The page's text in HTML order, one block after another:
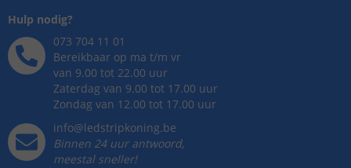
Hulp nodig?
073 704 11 01
Bereikbaar op ma t/m vr
van 9.00 tot 22.00 uur
Zaterdag van 9.00 tot 17.00 uur
Zondag van 12.00 tot 17.00 uur
info@ledstripkoning.be
Binnen 24 uur antwoord,
meestal sneller!